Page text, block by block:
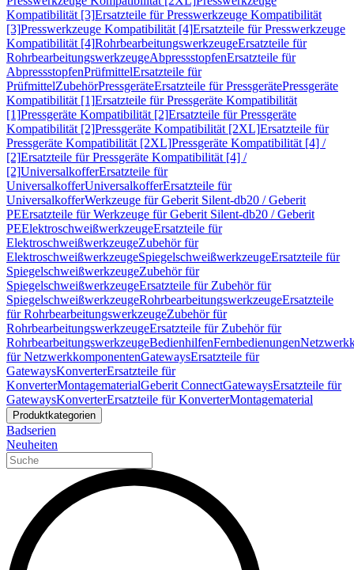
Kompatibilität [3]Ersatzteile für Presswerkzeuge Kompatibilität
[3]Presswerkzeuge Kompatibilität [4]Ersatzteile für Presswerkzeuge
Kompatibilität [4]RohrbearbeitungswerkzeugeErsatzteile für
RohrbearbeitungswerkzeugeAbpressstopfenErsatzteile für
AbpressstopfenPrüfmittelErsatzteile für
PrüfmittelZubehörPressgeräteErsatzteile für PressgerätePressgeräte
Kompatibilität [1]Ersatzteile für Pressgeräte Kompatibilität
[1]Pressgeräte Kompatibilität [2]Ersatzteile für Pressgeräte
Kompatibilität [2]Pressgeräte Kompatibilität [2XL]Ersatzteile für
Pressgeräte Kompatibilität [2XL]Pressgeräte Kompatibilität [4] /
[2]Ersatzteile für Pressgeräte Kompatibilität [4] /
[2]UniversalkofferErsatzteile für
UniversalkofferUniversalkofferErsatzteile für
UniversalkofferWerkzeuge für Geberit Silent-db20 / Geberit
PEErsatzteile für Werkzeuge für Geberit Silent-db20 / Geberit
PEElektroschweißwerkzeugeErsatzteile für
ElektroschweißwerkzeugeZubehör für
ElektroschweißwerkzeugeSpiegelschweißwerkzeugeErsatzteile für
SpiegelschweißwerkzeugeZubehör für
SpiegelschweißwerkzeugeErsatzteile für Zubehör für
SpiegelschweißwerkzeugeRohrbearbeitungswerkzeugeErsatzteile
für RohrbearbeitungswerkzeugeZubehör für
RohrbearbeitungswerkzeugeErsatzteile für Zubehör für
RohrbearbeitungswerkzeugeBedienhilfenFernbedienungen
für NetzwerkkomponentenGatewaysErsatzteile für
GatewaysKonverterErsatzteile für
KonverterMontagematerialGeberit ConnectGatewaysErsatzteile für
GatewaysKonverterErsatzteile für KonverterMontagematerial
Produktkategorien
Badserien
Neuheiten